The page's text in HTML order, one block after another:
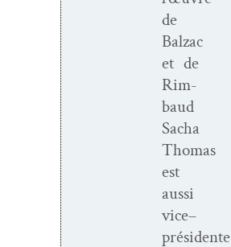
de
Balzac
et de
Rim­
baud
Sacha
Thomas
est
aus­si
vice–
présidente